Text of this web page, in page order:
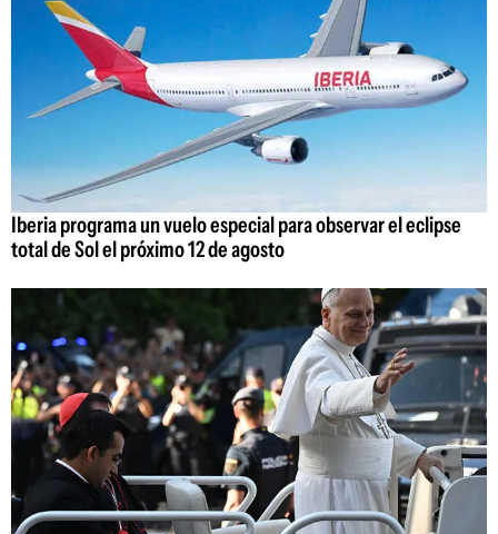
Iberia programa un vuelo especial para observar el eclipse
total de Sol el próximo 12 de agosto